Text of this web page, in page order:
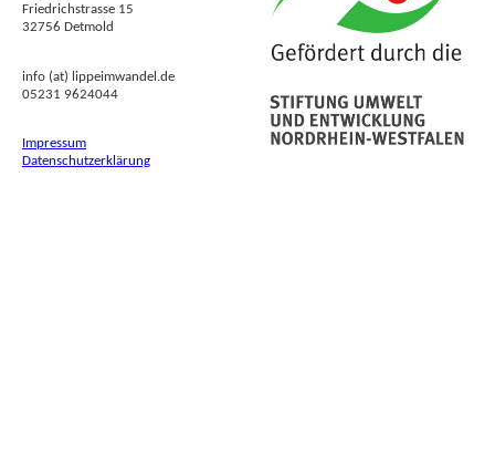
Friedrichstrasse 15
32756 Detmold
info (at) lippeimwandel.de
05231 9624044
Impressum
Datenschutzerklärung